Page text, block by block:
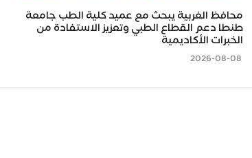
محافظ الغربية يبحث مع عميد كلية الطب جامعة
طنطا دعم القطاع الطبي وتعزيز الاستفادة من
الخبرات الأكاديمية